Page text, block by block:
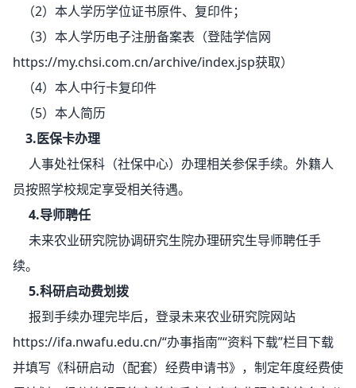
（2）本人学历学位证书原件、复印件；
（3）本人学历电子注册备案表（登陆学信网
https://my.chsi.com.cn/archive/index.jsp获取）
（4）本人中行卡复印件
（5）本人简历
3.医保卡办理
人事处社保科（社保中心）办理相关参保手续。外籍人
员按照学校规定享受相关待遇。
4.导师聘任
未来农业研究院协调研究生院办理研究生导师聘任手
续。
5.科研启动费划拨
报到手续办理完毕后，登录未来农业研究院网站
https://ifa.nwafu.edu.cn/“办事指南”“资料下载”栏目下载
并填写《科研启动（配套）经费申请书》，制定年度经费使